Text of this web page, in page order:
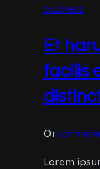
business
Et
facilis
От
Lorem